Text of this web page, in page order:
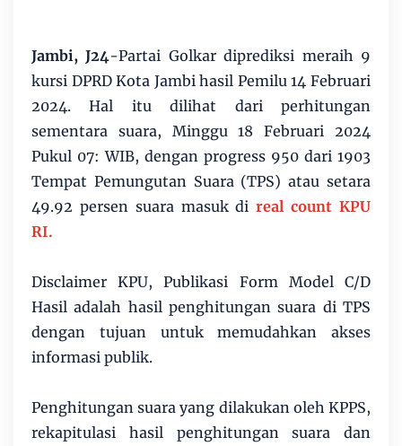
Jambi, J24-Partai Golkar diprediksi meraih 9
kursi DPRD Kota Jambi hasil Pemilu 14 Februari
2024. Hal itu dilihat dari perhitungan
sementara suara, Minggu 18 Februari 2024
Pukul 07: WIB, dengan progress 950 dari 1903
Tempat Pemungutan Suara (TPS) atau setara
49.92 persen suara masuk di real count KPU
RI.
Disclaimer KPU, Publikasi Form Model C/D
Hasil adalah hasil penghitungan suara di TPS
dengan tujuan untuk memudahkan akses
informasi publik.
Penghitungan suara yang dilakukan oleh KPPS,
rekapitulasi hasil penghitungan suara dan